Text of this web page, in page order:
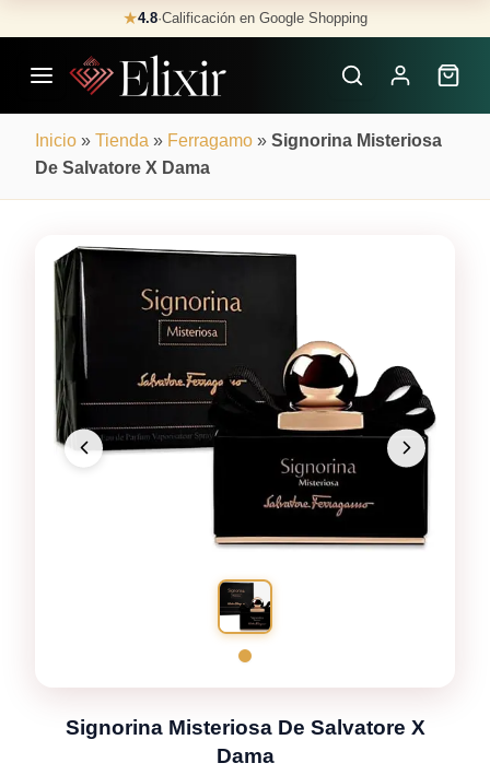
to
content
★4.8·Calificación en Google Shopping
Inicio » Tienda » Ferragamo » Signorina Misteriosa
De Salvatore X Dama
Signorina Misteriosa De Salvatore X
Dama